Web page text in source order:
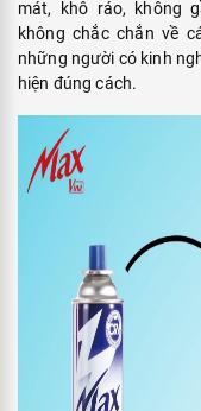
mát, khô ráo, không
không chắc chắn về
những người có kinh
hiện đúng cách.